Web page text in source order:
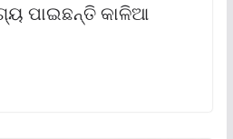
ପାଇଛନ୍ତି କାଳିଆ